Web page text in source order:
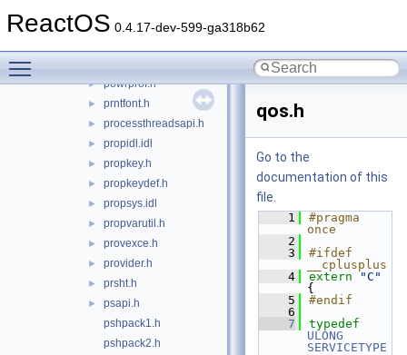
ReactOS 0.4.17-dev-599-ga318b62
► perhist.idl
► powrprof.h
► prntfont.h
► processthreadsapi.h
► propidl.idl
► propkey.h
► propkeydef.h
► propsys.idl
► propvarutil.h
► provexce.h
► provider.h
► prsht.h
►
psapi.h
pshpack1.h
pshpack2.h
qos.h
Go to the
documentation of this
file.
    1
#pragma
once
    2
    3
#ifdef
__cplusplus
    4
extern
"C"
{
    5
#endif
    6
    7
typedef
ULONG
SERVICETYPE